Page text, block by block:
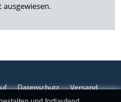
Datenschutz
Versand